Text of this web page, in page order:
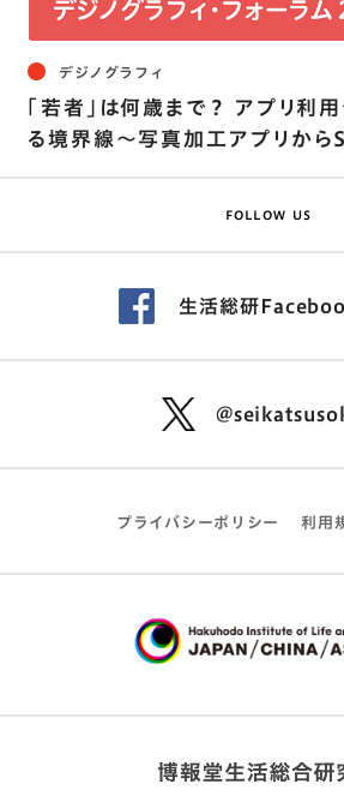
デジノグラフィ
「若者」は何歳まで？ アプリ利
る境界線〜写真加工アプリから
FOLLOW US
生活総研
プライバシーポリシー 利用